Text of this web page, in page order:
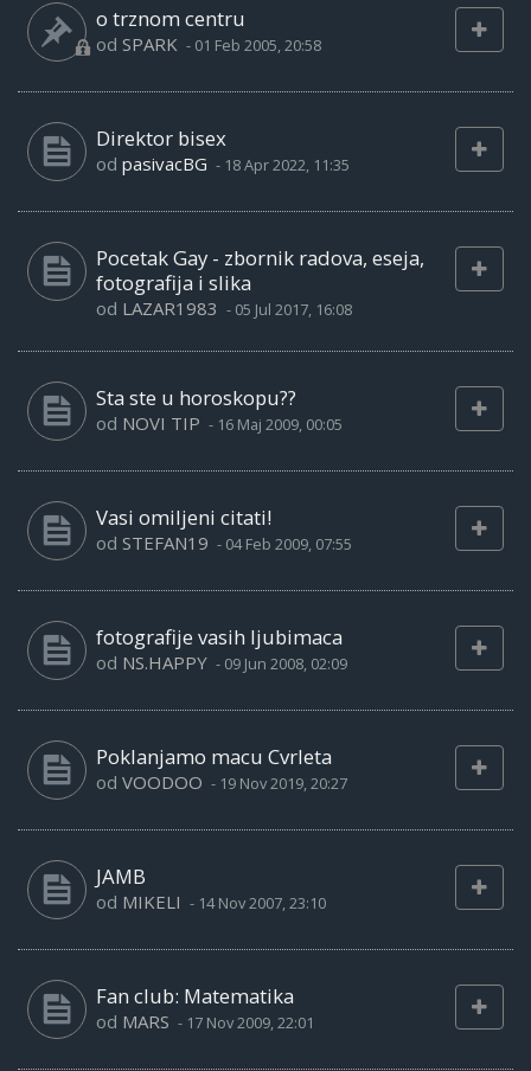
o trznom centru
od SPARK - 01 Feb 2005, 20:58
Direktor bisex
od pasivacBG - 18 Apr 2022, 11:35
Pocetak Gay - zbornik radova, eseja,
fotografija i slika
od LAZAR1983 - 05 Jul 2017, 16:08
Sta ste u horoskopu??
od NOVI TIP - 16 Maj 2009, 00:05
Vasi omiljeni citati!
od STEFAN19 - 04 Feb 2009, 07:55
fotografije vasih ljubimaca
od NS.HAPPY - 09 Jun 2008, 02:09
Poklanjamo macu Cvrleta
od VOODOO - 19 Nov 2019, 20:27
JAMB
od MIKELI - 14 Nov 2007, 23:10
Fan club: Matematika
od MARS - 17 Nov 2009, 22:01